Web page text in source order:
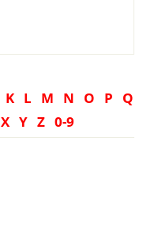
K L M N O P
Q
X Y Z 0-9